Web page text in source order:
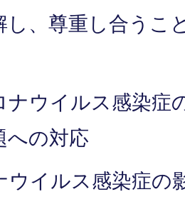
し、尊重し合うこ
ナウイルス感染症
への対応
イルス感染症の